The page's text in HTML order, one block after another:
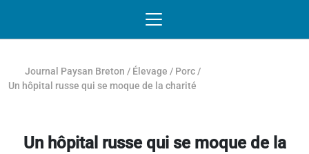
Journal Paysan Breton / Élevage / Porc /
Un hôpital russe qui se moque de la charité
Un hôpital russe qui se moque de la